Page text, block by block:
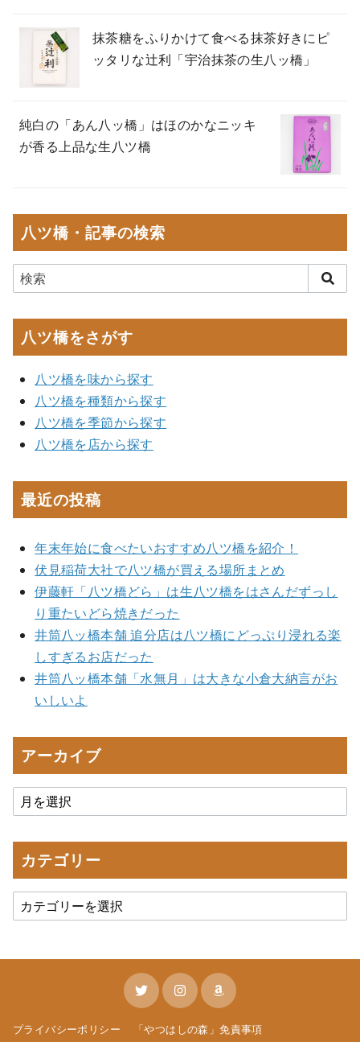
抹茶糖をふりかけて食べる抹茶好きにピ
ッタリな辻利「宇治抹茶の生八ッ橋」
純白の「あん八ッ橋」はほのかなニッキ
が香る上品な生八ツ橋
八ツ橋・記事の検索
八ツ橋をさがす
八ツ橋を味から探す
八ツ橋を種類から探す
八ツ橋を季節から探す
八ツ橋を店から探す
最近の投稿
年末年始に食べたいおすすめ八ツ橋を紹介！
伏見稲荷大社で八ツ橋が買える場所まとめ
伊藤軒「八ツ橋どら」は生八ツ橋をはさんだずっし
り重たいどら焼きだった
井筒八ッ橋本舗 追分店は八ツ橋にどっぷり浸れる楽
しすぎるお店だった
井筒八ッ橋本舗「水無月」は大きな小倉大納言がお
いしいよ
アーカイブ
カテゴリー
プライバシーポリシー 「やつはしの森」免責事項